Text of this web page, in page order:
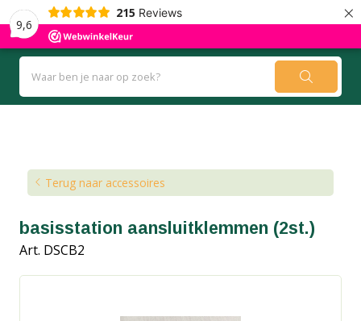
9,6
215 Reviews ×
Terug naar accessoires
basisstation aansluitklemmen (2st.)
Art. DSCB2